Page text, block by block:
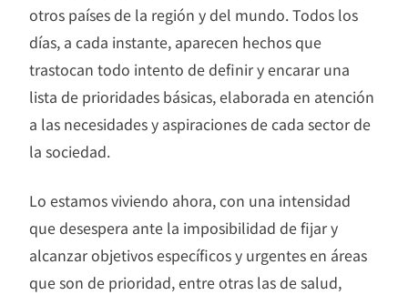
otros países de la región y del mundo. Todos los
días, a cada instante, aparecen hechos que
trastocan todo intento de definir y encarar una
lista de prioridades básicas, elaborada en atención
a las necesidades y aspiraciones de cada sector de
la sociedad.
Lo estamos viviendo ahora, con una intensidad
que desespera ante la imposibilidad de fijar y
alcanzar objetivos específicos y urgentes en áreas
que son de prioridad, entre otras las de salud,